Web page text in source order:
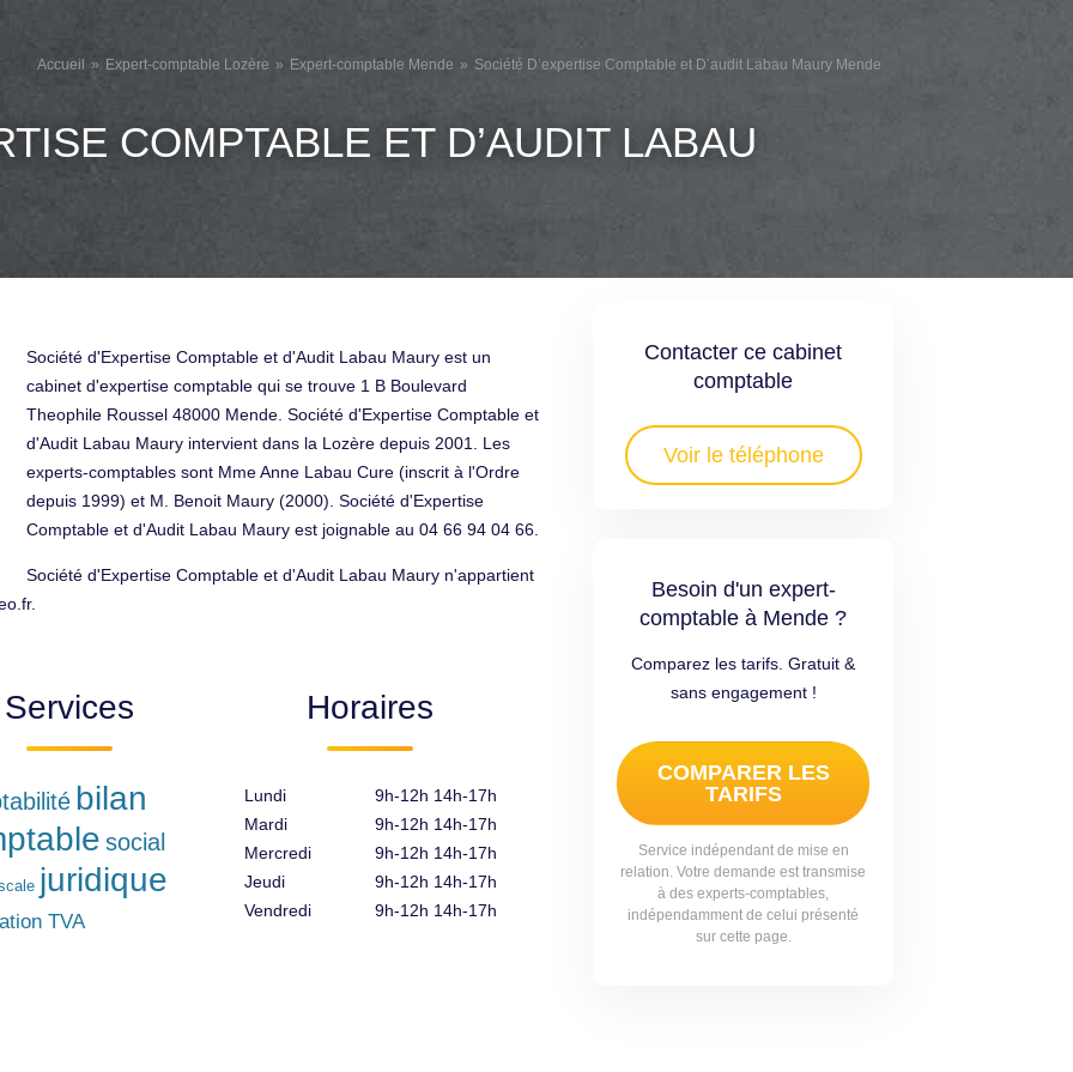
Accueil Expert-comptable Lozère Expert-comptable Mende Société D’expertise Comptable et D’audit Labau Maury Mende
COMPTABLE ET D’AUDIT LABAU
Contacter ce cabinet
comptable
Voir le téléphone
Besoin d'un expert-
comptable à Mende ?
Comparez les tarifs. Gratuit &
sans engagement !
COMPARER LES
TARIFS
Service indépendant de mise en
relation. Votre demande est transmise
à des experts-comptables,
indépendamment de celui présenté
sur cette page.
Société d'Expertise Comptable et d'Audit Labau Maury est un
cabinet d'expertise comptable qui se trouve 1 B Boulevard
Theophile Roussel 48000 Mende. Société d'Expertise Comptable et
d'Audit Labau Maury intervient dans la Lozère depuis 2001. Les
experts-comptables sont Mme Anne Labau Cure (inscrit à l'Ordre
depuis 1999) et M. Benoit Maury (2000). Société d'Expertise
Comptable et d'Audit Labau Maury est joignable au 04 66 94 04 66.
Société d'Expertise Comptable et d'Audit Labau Maury n'appartient
Services
bilan
social
juridique
TVA
Horaires
Lundi
Mardi
Mercredi
Jeudi
Vendredi
9h-12h 14h-17h
9h-12h 14h-17h
9h-12h 14h-17h
9h-12h 14h-17h
9h-12h 14h-17h